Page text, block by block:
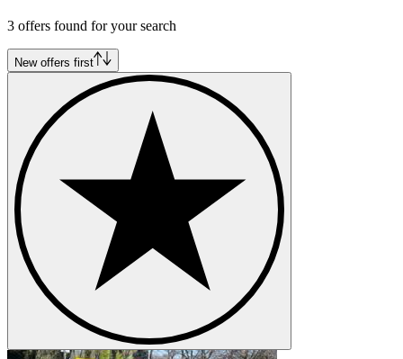
3 offers found for your search
New offers first